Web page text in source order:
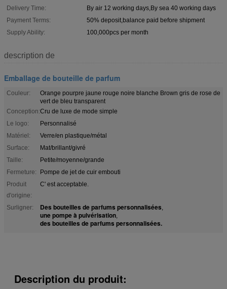
Delivery Time:
By air 12 working days,By sea 40 working days
Payment Terms:
50% deposit,balance paid before shipment
Supply Ability:
100,000pcs per month
description de
Emballage de bouteille de parfum
Couleur:
Orange pourpre jaune rouge noire blanche Brown gris de rose de
vert de bleu transparent
Conception:Cru de luxe de mode simple
Le logo:
Personnalisé
Matériel:
Verre/en plastique/métal
Surface:
Mat/brillant/givré
Taille:
Petite/moyenne/grande
Fermeture:
Pompe de jet de cuir embouti
Produit
d'origine:
C' est acceptable.
Surligner: Des bouteilles de parfums personnalisées,
une pompe à pulvérisation,
des bouteilles de parfums personnalisées.
Description du produit: